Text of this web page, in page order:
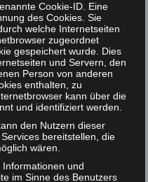
führen können? Eine
vegane Welt, aber auch
die Tiere schädigen,
daß eine notwendige
„vegan“ ist, weil der
daß ein notwendiges
vegan ist, weil es im
daß der eigene Computer
„vegan“ ist, relativiert
Man erkennt,
Welt seine
Cookie-ID. Eine
des Cookies. Sie
welche Internetseiten
zugeordnet
gespeichert wurde. Dies
und Servern, den
Person von anderen
enthalten, zu
kann über die
und identifiziert werden.
den Nutzern dieser
bereitstellen, die
wären.
und
im Sinne des Benutzers